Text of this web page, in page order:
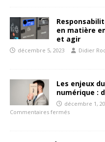
en matière
et agir
décembre 5, 2023 Didier
Les enjeux
numérique :
décembre 1,
Commentaires fermés